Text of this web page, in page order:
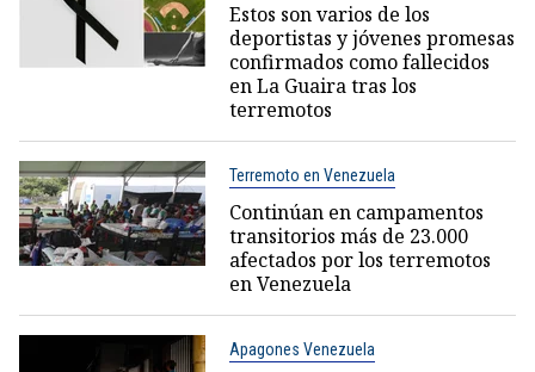
Estos son varios de los
deportistas y jóvenes promesas
confirmados como fallecidos
en La Guaira tras los
terremotos
Terremoto en Venezuela
Continúan en campamentos
transitorios más de 23.000
afectados por los terremotos
en Venezuela
Apagones Venezuela